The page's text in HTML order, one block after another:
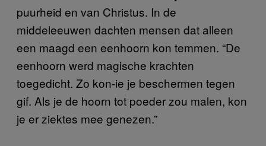
puurheid en van Christus. In de
middeleeuwen dachten mensen dat alleen
een maagd een eenhoorn kon temmen. “De
eenhoorn werd magische krachten
toegedicht. Zo kon-ie je beschermen tegen
gif. Als je de hoorn tot poeder zou malen, kon
je er ziektes mee genezen.”